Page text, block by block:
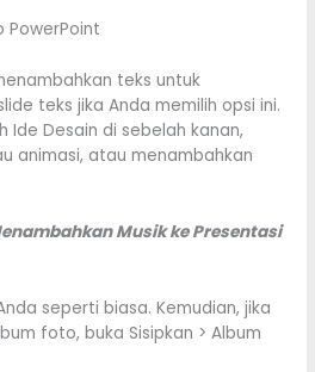
teks untuk
teks jika Anda memilih opsi ini.
Ide Desain di sebelah kanan,
animasi, atau menambahkan
Musik ke Presentasi
seperti biasa. Kemudian, jika
foto, buka Sisipkan > Album